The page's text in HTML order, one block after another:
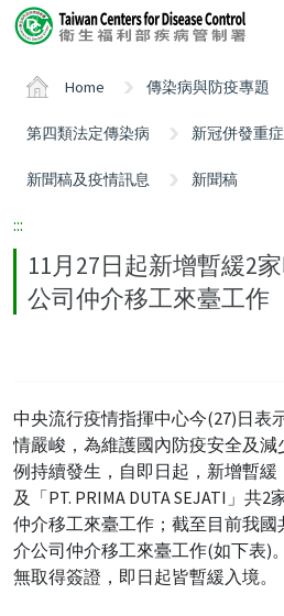
Center
block
Home 傳染病與防疫專題
第四類法定傳染病 新冠併發重症
新聞稿及疫情訊息 新聞稿
:::
11月27日起新增暫緩2
公司仲介移工來臺工作
中央流行疫情指揮中心今(27)日表
情嚴峻，為維護國內防疫安全及
例持續發生，自即日起，新增暫緩「
及「PT. PRIMA DUTA SEJATI」共
仲介移工來臺工作；截至目前我
介公司仲介移工來臺工作(如下表)
無取得簽證，即日起皆暫緩入境。